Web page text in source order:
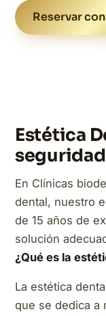
Reservar
Estética
seguridad
En Clínicas
dental, nuestro
de 15 años de
solución
¿Qué es la
La estética
que se dedica a